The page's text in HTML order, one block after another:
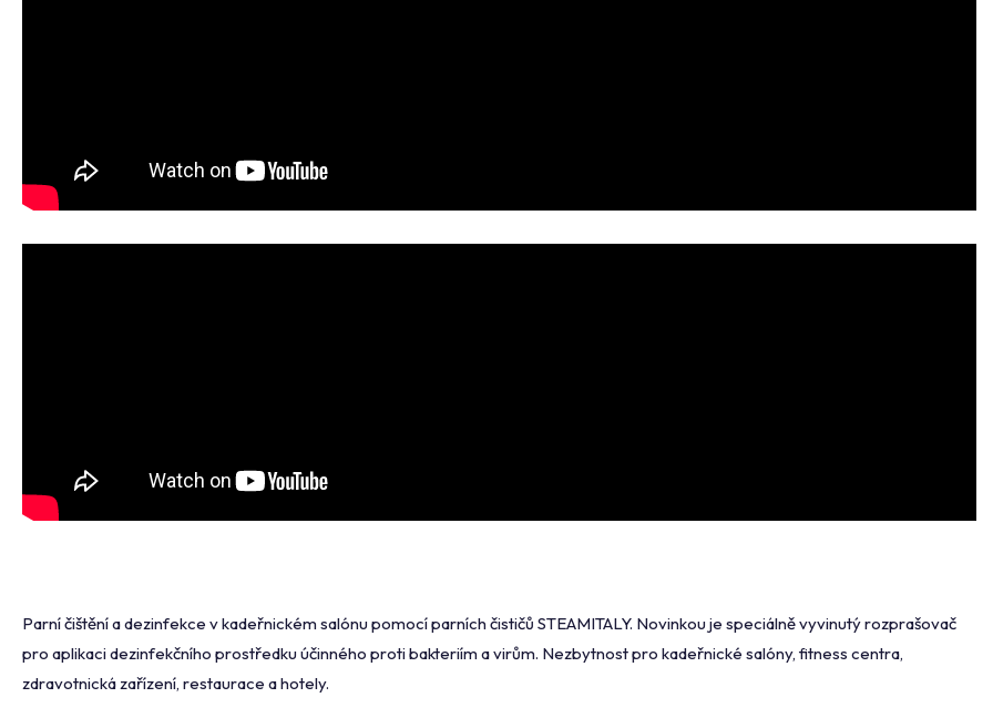
Parní čištění a dezinfekce v kadeřnickém salónu pomocí parních čističů STEAMITALY. Novinkou je speciálně vyvinutý rozprašovač
pro aplikaci dezinfekčního prostředku účinného proti bakteriím a virům. Nezbytnost pro kadeřnické salóny, fitness centra,
zdravotnická zařízení, restaurace a hotely.